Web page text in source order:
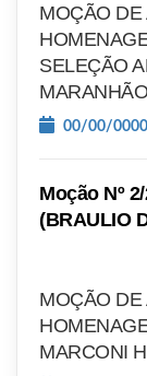
MOÇÃO DE
SELEÇÃO
00/00/0000
Moção Nº
(BRAULIO
MOÇÃO DE
MARCONI